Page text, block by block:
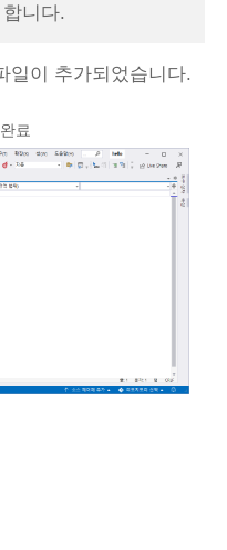
니다.
일이 추가되었습니다.
료